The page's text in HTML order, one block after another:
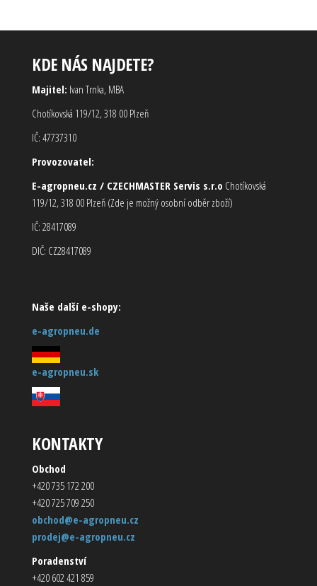
KDE NÁS NAJDETE?
Majitel: Ivan Trnka, MBA
Chotíkovská 119/12, 318 00 Plzeň
IČ: 47737310
Provozovatel:
E-agropneu.cz / CZECHMASTER Servis s.r.o Chotíkovská
119/12, 318 00 Plzeň (Zde je možný osobní odběr zboží)
IČ: 28417089
DIČ: CZ28417089
Naše další e-shopy:
e-agropneu.de
e-agropneu.sk
KONTAKTY
Obchod
+420 735 172 200
+420 725 709 250
obchod@e-agropneu.cz
prodej@e-agropneu.cz
Poradenství
+420 602 421 859